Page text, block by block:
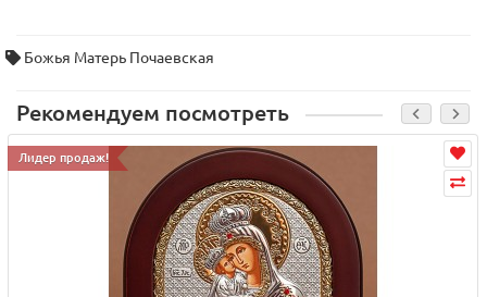
Божья Матерь Почаевская
Рекомендуем посмотреть
Лидер продаж!